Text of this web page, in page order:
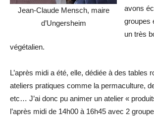
Jean-Claude Mensch, maire
d’Ungersheim
avons
groupes
un très
végétalien.
L’après midi a été, elle, dédiée à des tables
ateliers pratiques comme la permaculture,
etc… J’ai donc pu animer un atelier «
l’après midi de 14h00 à 16h45 avec 2